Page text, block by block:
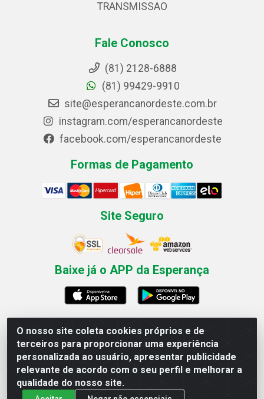
O nosso site coleta cookies próprios e de
terceiros para proporcionar uma experiência
personalizada ao usuário, apresentar publicidade
relevante de acordo com o seu perfil e melhorar a
qualidade do nosso site.
TRANSMISSAO
Fale Conosco
(81) 2128-6888
(81) 99429-9910
site@esperancanordeste.com.br
instagram.com/esperancanordeste
facebook.com/esperancanordeste
Formas de Pagamento
Site Seguro
Baixe já o APP da Esperança
Esperança Nordeste - Rua Professor Caldas Filho, 291 -
Estância - Recife / PE CEP: 50771-335 - CNPJ
03.666.136/0001-23